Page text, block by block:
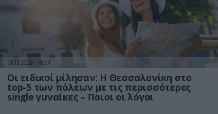
11.03.2026 18:01
Οι ειδικοί μίλησαν: Η Θεσσαλονίκη στο
top-5 των πόλεων με τις περισσότερες
single γυναίκες – Ποιοι οι λόγοι